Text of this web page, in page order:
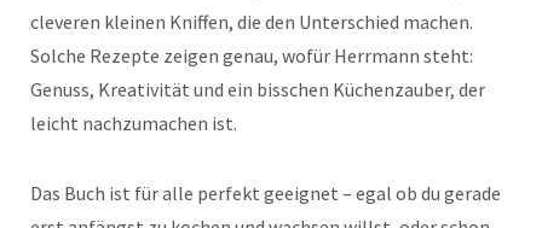
cleveren kleinen Kniffen, die den Unterschied machen.
Solche Rezepte zeigen genau, wofür Herrmann steht:
Genuss, Kreativität und ein bisschen Küchenzauber, der
leicht nachzumachen ist.
Das Buch ist für alle perfekt geeignet – egal ob du gerade